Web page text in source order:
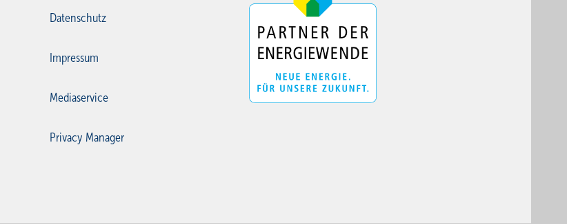
Datenschutz
Impressum
Mediaservice
Privacy Manager